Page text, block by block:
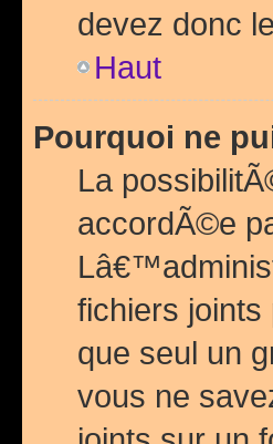
devez donc
Haut
Pourquoi ne
La
accordÃ©e
fichiers joints
que seul un
vous ne